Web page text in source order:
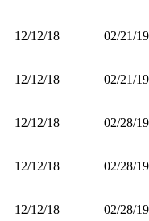
12/12/18 02/21/19
12/12/18 02/21/19
12/12/18 02/28/19
12/12/18 02/28/19
12/12/18 02/28/19